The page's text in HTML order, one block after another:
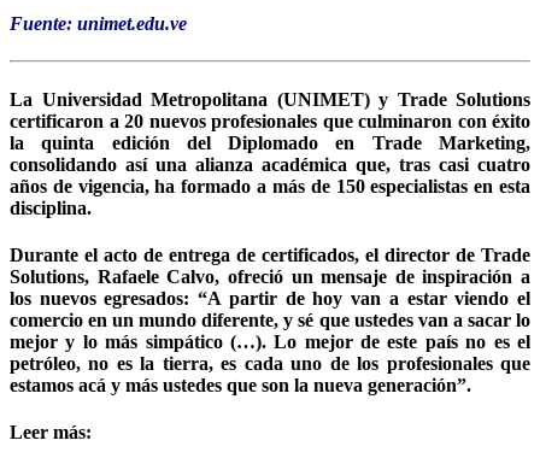
Fuente: unimet.edu.ve
La Universidad Metropolitana (UNIMET) y Trade Solutions
certificaron a 20 nuevos profesionales que culminaron con éxito
la quinta edición del Diplomado en Trade Marketing,
consolidando así una alianza académica que, tras casi cuatro
años de vigencia, ha formado a más de 150 especialistas en esta
disciplina.
Durante el acto de entrega de certificados, el director de Trade
Solutions, Rafaele Calvo, ofreció un mensaje de inspiración a
los nuevos egresados: “A partir de hoy van a estar viendo el
comercio en un mundo diferente, y sé que ustedes van a sacar lo
mejor y lo más simpático (…). Lo mejor de este país no es el
petróleo, no es la tierra, es cada uno de los profesionales que
estamos acá y más ustedes que son la nueva generación”.
Leer más: